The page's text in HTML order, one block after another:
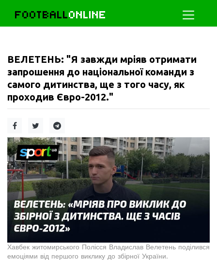
FOOTBALLONLINE
ВЕЛЕТЕНЬ: "Я завжди мріяв отримати
запрошення до національної команди з
самого дитинства, ще з того часу, як
проходив Євро-2012."
Хавбек житомирського Полісся Владислав Велетень поділився
емоціями від першого виклику до збірної України.